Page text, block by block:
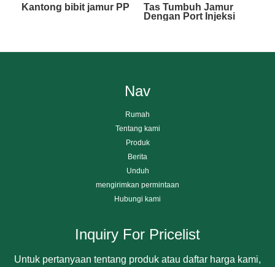
Kantong bibit jamur PP
Tas Tumbuh Jamur
Dengan Port Injeksi
Nav
Rumah
Tentang kami
Produk
Berita
Unduh
mengirimkan permintaan
Hubungi kami
Inquiry For Pricelist
Untuk pertanyaan tentang produk atau daftar harga kami,